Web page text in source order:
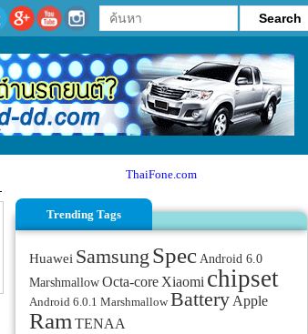
ThaiFone.com
Trending Tags
Huawei Samsung Spec Android 6.0
MarshmallowOcta-core Xiaomi chipset
Android 6.0.1 Marshmallow BatteryApple
Ram TENAA